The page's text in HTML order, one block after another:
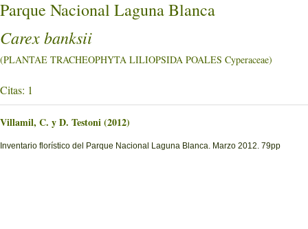
Parque Nacional Laguna Blanca
Carex banksii
(PLANTAE TRACHEOPHYTA LILIOPSIDA POALES Cyperaceae)
Citas: 1
Villamil, C. y D. Testoni (2012)
Inventario florístico del Parque Nacional Laguna Blanca. Marzo 2012. 79pp